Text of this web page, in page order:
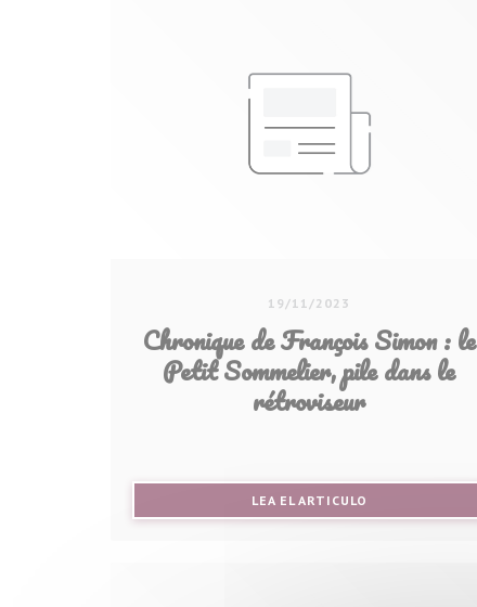
19/11/2023
Chronique de François Simon : le
Petit Sommelier, pile dans le
rétroviseur
LEA EL ARTICULO